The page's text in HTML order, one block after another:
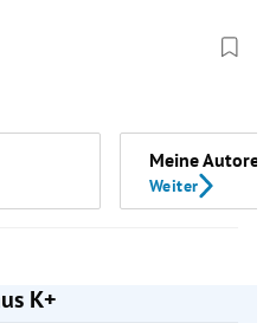
Meine Autoren
Weiter
K+